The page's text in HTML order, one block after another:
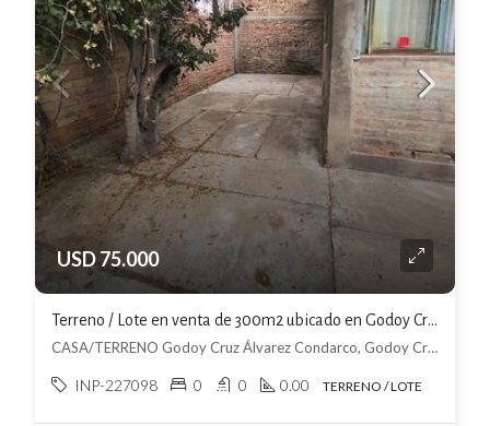
USD 75.000
Terreno / Lote en venta de 300m2 ubicado en Godoy Cruz
CASA/TERRENO Godoy Cruz Álvarez Condarco, Godoy Cruz, Godoy Cruz
INP-227098 0 0 0.00 TERRENO / LOTE